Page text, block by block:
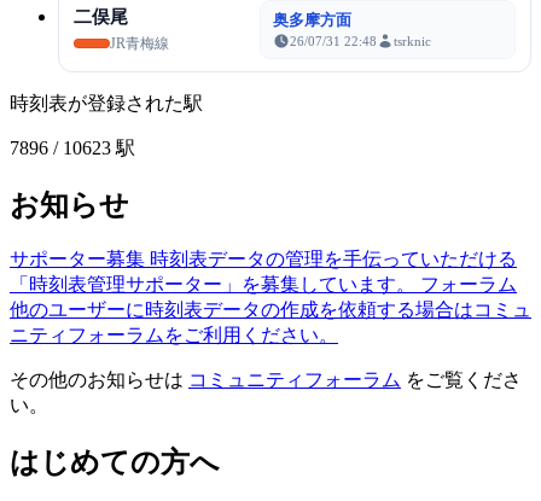
二俣尾
JR青梅線
奥多摩方面
26/07/31 22:48 tsrknic
時刻表が登録された駅
7896 / 10623 駅
お知らせ
サポーター募集 時刻表データの管理を手伝っていただける
「時刻表管理サポーター」を募集しています。
フォーラム
他のユーザーに時刻表データの作成を依頼する場合はコミュ
ニティフォーラムをご利用ください。
その他のお知らせは コミュニティフォーラム をご覧くださ
い。
はじめての方へ